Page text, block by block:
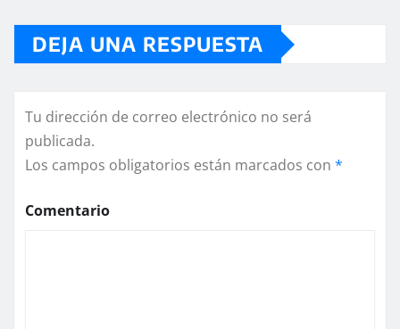
DEJA UNA RESPUESTA
Tu dirección de correo electrónico no será
publicada.
Los campos obligatorios están marcados con *
Comentario